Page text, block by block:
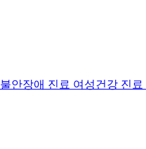
불안장애 진료 여성건강 진료